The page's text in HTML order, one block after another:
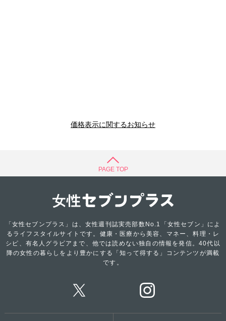
価格表示に関するお知らせ
PAGE TOP
「女性セブンプラス」は、女性週刊誌実売部数No.1「女性セブン」によ
るライフスタイルサイトです。健康・医療から美容、マネー、料理・レ
シピ、有名人グラビアまで、他では読めない独自の情報を発信。40代以
降の女性の暮らしをより豊かにする「知って得する」コンテンツが満載
です。